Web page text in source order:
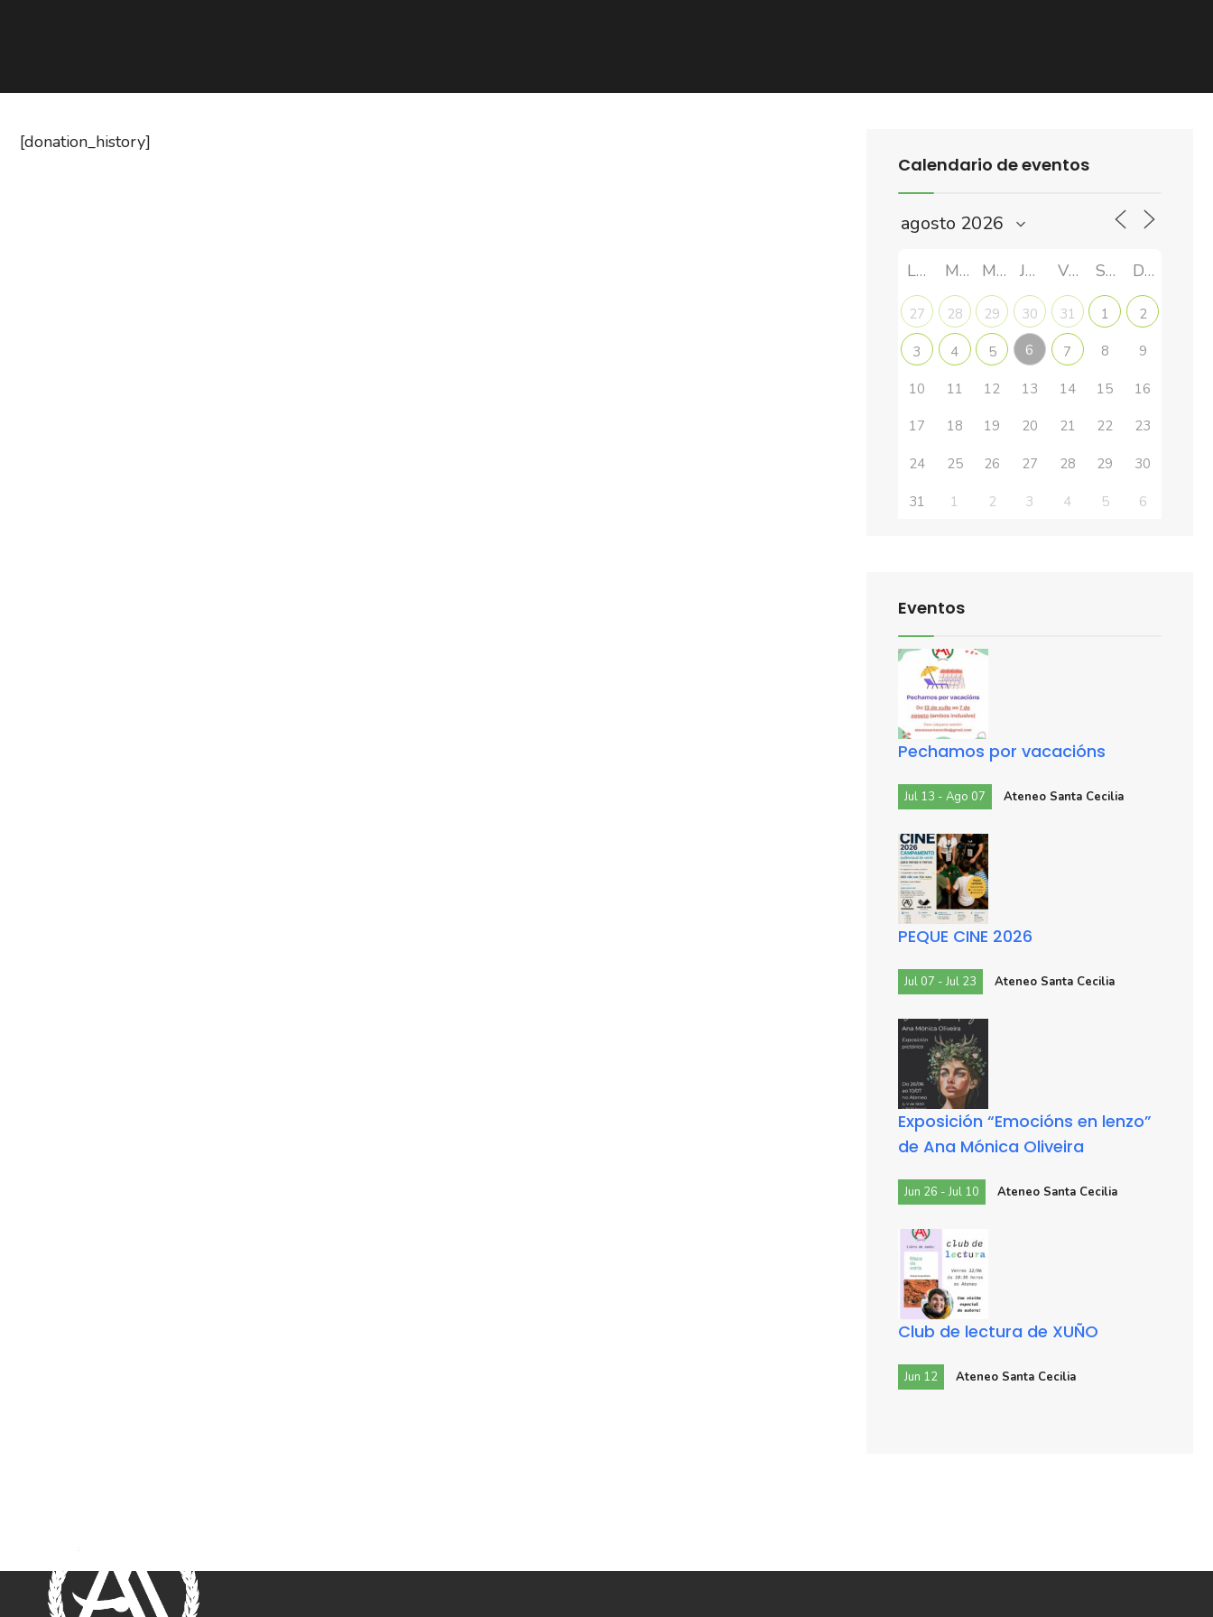
[donation_history]
Calendario de eventos
LUN MAR MIÉ JUE VIE SÁB DOM
27 28 29 30 31 1 2
3 4 5 6 7 8 9
10 11 12 13 14 15 16
17 18 19 20 21 22 23
24 25 26 27 28 29 30
31 1 2 3 4 5 6
Eventos
Pechamos por vacacións
Jul 13 - Ago 07 Ateneo Santa Cecilia
PEQUE CINE 2026
Jul 07 - Jul 23 Ateneo Santa Cecilia
Exposición “Emocións en lenzo”
de Ana Mónica Oliveira
Jun 26 - Jul 10 Ateneo Santa Cecilia
Club de lectura de XUÑO
Jun 12 Ateneo Santa Cecilia